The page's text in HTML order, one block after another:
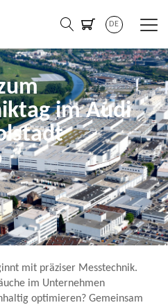
DE
im Audi
mit präziser Messtechnik.
im Unternehmen
optimieren? Gemeinsam